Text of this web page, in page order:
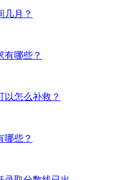
几月？
有哪些？
以怎么补救？
哪些？